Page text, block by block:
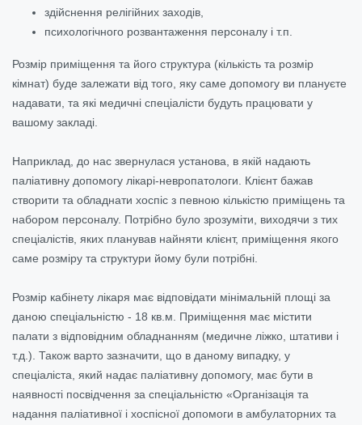
здійснення релігійних заходів,
психологічного розвантаження персоналу і т.п.
Розмір приміщення та його структура (кількість та розмір
кімнат) буде залежати від того, яку саме допомогу ви плануєте
надавати, та які медичні спеціалісти будуть працювати у
вашому закладі.
Наприклад, до нас звернулася установа, в якій надають
паліативну допомогу лікарі-невропатологи. Клієнт бажав
створити та обладнати хоспіс з певною кількістю приміщень та
набором персоналу. Потрібно було зрозуміти, виходячи з тих
спеціалістів, яких планував найняти клієнт, приміщення якого
саме розміру та структури йому були потрібні.
Розмір кабінету лікаря має відповідати мінімальній площі за
даною спеціальністю - 18 кв.м. Приміщення має містити
палати з відповідним обладнанням (медичне ліжко, штативи і
т.д.). Також варто зазначити, що в даному випадку, у
спеціаліста, який надає паліативну допомогу, має бути в
наявності посвідчення за спеціальністю «Організація та
надання паліативної і хоспісної допомоги в амбулаторних та